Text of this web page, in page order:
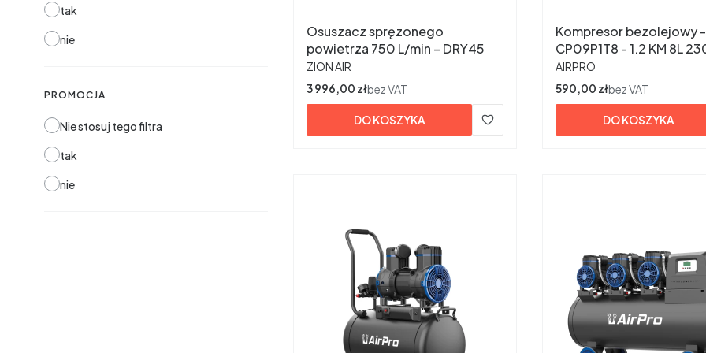
tak
nie
PROMOCJA
Nie stosuj tego filtra
tak
nie
Osuszacz spręzonego
powietrza 750 L/min – DRY45
PRODUCENT
ZION AIR
Cena
3 996,00 złbez VAT
DO KOSZYKA
Kompresor bezolejowy -
CP09P1T8 - 1.2 KM 8L
PRODUCENT
AIRPRO
Cena
590,00 złbez VAT
DO KOSZYKA